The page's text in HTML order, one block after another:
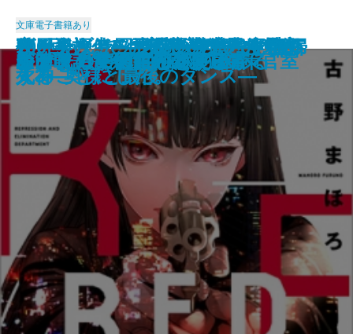
ヴァチカン図書館の裏蔵書 聖杯
伝説
凜と咲きて―花の剣士 凜―
夜と会う。II―喫茶店の僕と孤独
の森の魔獣―
八万遠
もってけ屋敷と僕の読書日記
島津戦記〔二〕
甦る殺人者―天久鷹央の事件カル
テ―
彼女を愛した遺伝子
ジュンのための6つの小曲
使用人探偵シズカ―横濱異人館殺
人事件―
文庫電子書籍あり
R.E.D. 警察庁特殊防犯対策官室
ヴァチカン図書館の裏蔵書
オークブリッジ邸の笑わない貴婦
人3―奥様と最後のダンス―
夜と会う。―放課後の僕と廃墟の
死神―
島津戦記〔一〕
モノクロの君に恋をする
100回泣いても変わらないので恋
することにした。
おまえのすべてが燃え上がる
かぜまち美術館の謎便り
カカノムモノ